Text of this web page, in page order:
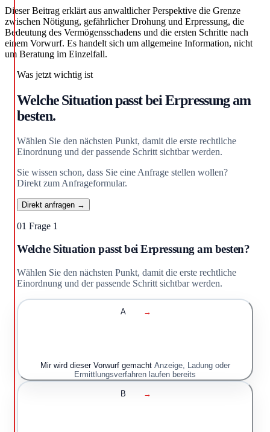
Dieser Beitrag erklärt aus anwaltlicher Perspektive die Grenze
zwischen Nötigung, gefährlicher Drohung und Erpressung, die
Bedeutung des Vermögensschadens und die ersten Schritte nach
einem Vorwurf. Es handelt sich um allgemeine Information, nicht
um Beratung im Einzelfall.
Was jetzt wichtig ist
Welche Situation passt bei Erpressung am
besten.
Wählen Sie den nächsten Punkt, damit die erste rechtliche
Einordnung und der passende Schritt sichtbar werden.
Sie wissen schon, dass Sie eine Anfrage stellen wollen?
Direkt zum Anfrageformular.
Direkt anfragen →
01 Frage 1
Welche Situation passt bei Erpressung am besten?
Wählen Sie den nächsten Punkt, damit die erste rechtliche
Einordnung und der passende Schritt sichtbar werden.
A →
Mir wird dieser Vorwurf gemacht Anzeige, Ladung oder
Ermittlungsverfahren laufen bereits
B →